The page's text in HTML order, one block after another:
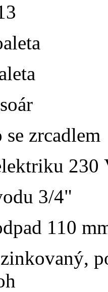
zrcadlem
230
3/4"
110